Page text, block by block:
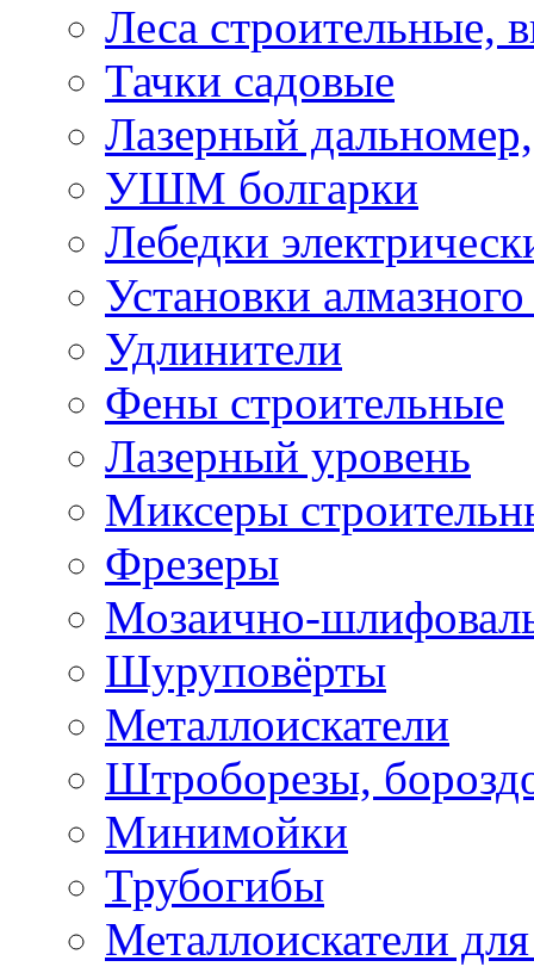
Леса строительные,
Тачки садовые
Лазерный дальномер,
УШМ болгарки
Лебедки
Установки
Удлинители
Фены строительные
Лазерный уровень
Миксеры
Фрезеры
Мозаично-
Шуруповёрты
Металлоискатели
Штроборезы,
Минимойки
Трубогибы
Металлоискатели